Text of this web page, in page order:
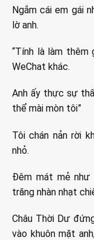
Ngắm cái em gái
lờ anh.
“Tính là làm thêm
WeChat khác.
Anh ấy thực sự
thể mài mòn tôi”
Tôi chán nản rời
nhỏ.
Đêm mát mẻ như
trăng nhàn nhạt
Châu Thời Dư
vào khuôn mặt